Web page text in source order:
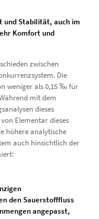
und Stabilität, auch im
Komfort und
zwischen
Die
weniger als 0,15 ‰ für
mit dem
dieses
Elementar dieses
höhere analytische
auch hinsichtlich der
den Sauerstofffluss
angepasst,